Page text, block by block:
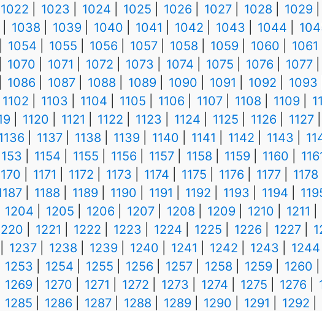
1022
1023 1024 1025 1026 1027 1028 1029
1038
1039 1040 1041 1042 1043 1044
1054
1055 1056 1057 1058 1059 1060 1061
1070
1071 1072 1073 1074 1075 1076 1077
1086
1087 1088 1089 1090 1091 1092 1093
1102
1103 1104 1105 1106 1107 1108 1109
1120 1121 1122 1123 1124 1125 1126 1127
1137 1138 1139 1140 1141 1142 1143
1154 1155 1156 1157 1158 1159 1160
1171 1172 1173 1174 1175 1176 1177 1178
1188 1189 1190 1191 1192 1193 1194
1204
1205 1206 1207 1208 1209 1210 1211
1221 1222 1223 1224 1225 1226 1227
1237
1238 1239 1240 1241 1242 1243 1244
1253
1254 1255 1256 1257 1258 1259 1260
1269
1270 1271 1272 1273 1274 1275 1276
1285
1286 1287 1288 1289 1290 1291 1292